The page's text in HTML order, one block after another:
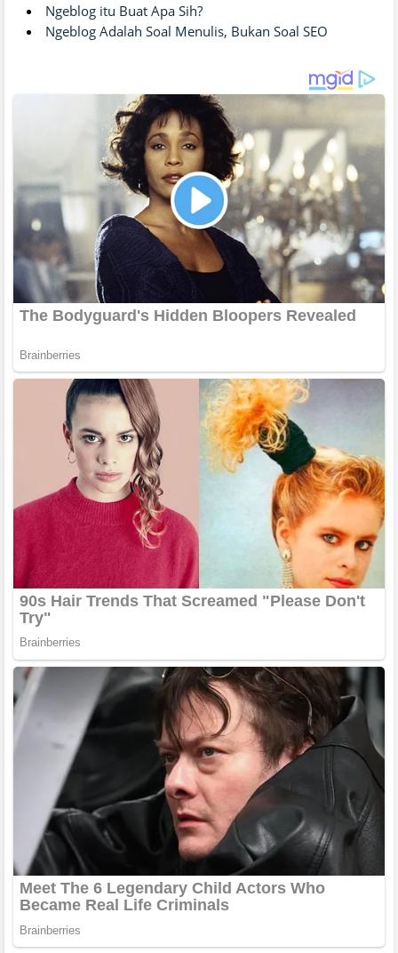
Ngeblog itu Buat Apa Sih?
Ngeblog Adalah Soal Menulis, Bukan Soal SEO